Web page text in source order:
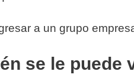
a un grupo
se le puede